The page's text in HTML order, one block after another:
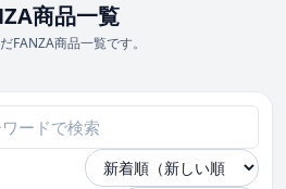
商品一覧
FANZA商品一覧です。